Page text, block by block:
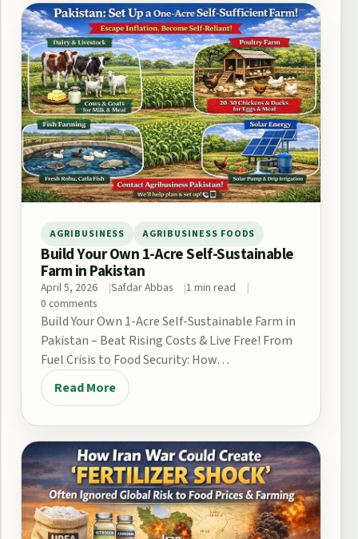
AGRIBUSINESS AGRIBUSINESS FOODS
Build Your Own 1-Acre Self-Sustainable
Farm in Pakistan
April 5, 2026 Safdar Abbas
1 min read
0 comments
Build Your Own 1-Acre Self-Sustainable Farm in
Pakistan – Beat Rising Costs & Live Free! From
Fuel Crisis to Food Security: How…
Read More